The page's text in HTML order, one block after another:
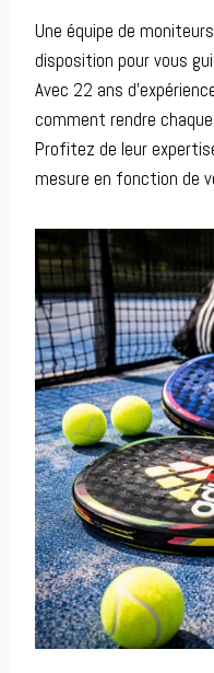
Une équipe de
disposition pour vous
Avec 22 ans
comment rendre
Profitez de leur
mesure en fonction de